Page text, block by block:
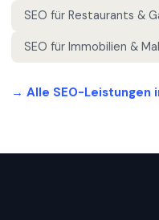
SEO für Restaurants &
SEO für Immobilien &
→ Alle SEO-Leistungen